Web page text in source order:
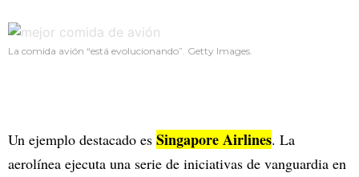
La comida avión “está evolucionando”. Getty Images.
Un ejemplo destacado es Singapore Airlines. La
aerolínea ejecuta una serie de iniciativas de vanguardia en